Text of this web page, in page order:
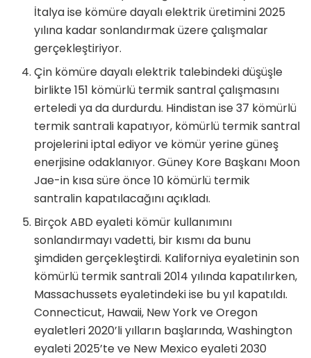
İtalya ise kömüre dayalı elektrik üretimini 2025
yılına kadar sonlandırmak üzere çalışmalar
gerçekleştiriyor.
Çin kömüre dayalı elektrik talebindeki düşüşle
birlikte 151 kömürlü termik santral çalışmasını
erteledi ya da durdurdu. Hindistan ise 37 kömürlü
termik santrali kapatıyor, kömürlü termik santral
projelerini iptal ediyor ve kömür yerine güneş
enerjisine odaklanıyor. Güney Kore Başkanı Moon
Jae-in kısa süre önce 10 kömürlü termik
santralin kapatılacağını açıkladı.
Birçok ABD eyaleti kömür kullanımını
sonlandırmayı vadetti, bir kısmı da bunu
şimdiden gerçekleştirdi. Kaliforniya eyaletinin son
kömürlü termik santrali 2014 yılında kapatılırken,
Massachussets eyaletindeki ise bu yıl kapatıldı.
Connecticut, Hawaii, New York ve Oregon
eyaletleri 2020’li yılların başlarında, Washington
eyaleti 2025’te ve New Mexico eyaleti 2030